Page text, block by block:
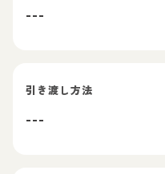
---
引き渡し方法
---